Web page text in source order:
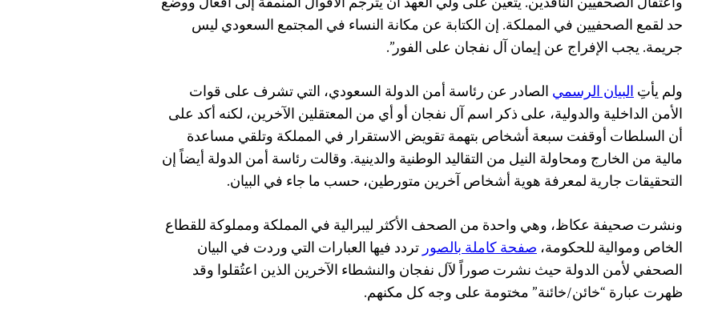
حد لقمع الصحفيين في المملكة. إن الكتابة عن مكانة النساء في المجتمع السعودي ليس
جريمة. يجب الإفراج عن إيمان آل نفجان على الفور”.
ولم يأتِالبيان الرسمي الصادر عن رئاسة أمن الدولة السعودي، التي تشرف على قوات
الأمن الداخلية والدولية، على ذكر اسم آل نفجان أو أي من المعتقلين الآخرين، لكنه أكد على
أن السلطات أوقفت سبعة أشخاص بتهمة تقويض الاستقرار في المملكة وتلقي مساعدة
مالية من الخارج ومحاولة النيل من التقاليد الوطنية والدينية. وقالت رئاسة أمن الدولة أيضاً إن
التحقيقات جارية لمعرفة هوية أشخاص آخرين متورطين، حسب ما جاء في البيان.
ونشرت صحيفة عكاظ، وهي واحدة من الصحف الأكثر ليبرالية في المملكة ومملوكة للقطاع
الخاص وموالية للحكومة،صفحة كاملة بالصورتردد فيها العبارات التي وردت في البيان
الصحفي لأمن الدولة حيث نشرت صوراً لآل نفجان والنشطاء الآخرين الذين اعتُقلوا وقد
ظهرت عبارة “خائن/خائنة” مختومة على وجه كل مكنهم.